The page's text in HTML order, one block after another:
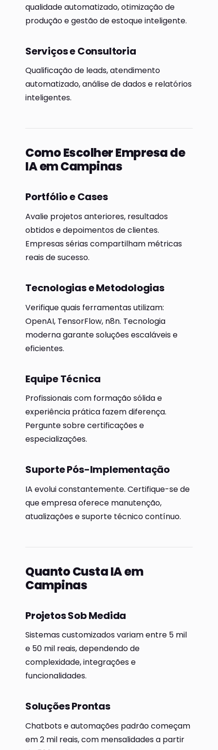
qualidade automatizado, otimização de
produção e gestão de estoque inteligente.
Serviços e Consultoria
Qualificação de leads, atendimento
automatizado, análise de dados e relatórios
inteligentes.
Como Escolher Empresa de
IA em Campinas
Portfólio e Cases
Avalie projetos anteriores, resultados
obtidos e depoimentos de clientes.
Empresas sérias compartilham métricas
reais de sucesso.
Tecnologias e Metodologias
Verifique quais ferramentas utilizam:
OpenAI, TensorFlow, n8n. Tecnologia
moderna garante soluções escaláveis e
eficientes.
Equipe Técnica
Profissionais com formação sólida e
experiência prática fazem diferença.
Pergunte sobre certificações e
especializações.
Suporte Pós-Implementação
IA evolui constantemente. Certifique-se de
que empresa oferece manutenção,
atualizações e suporte técnico contínuo.
Quanto Custa IA em
Campinas
Projetos Sob Medida
Sistemas customizados variam entre 5 mil
e 50 mil reais, dependendo de
complexidade, integrações e
funcionalidades.
Soluções Prontas
Chatbots e automações padrão começam
em 2 mil reais, com mensalidades a partir